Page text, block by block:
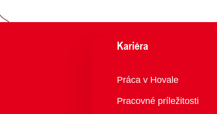
Kariéra
Prehľad
Práca v Hovale
Pracovné príležitosti